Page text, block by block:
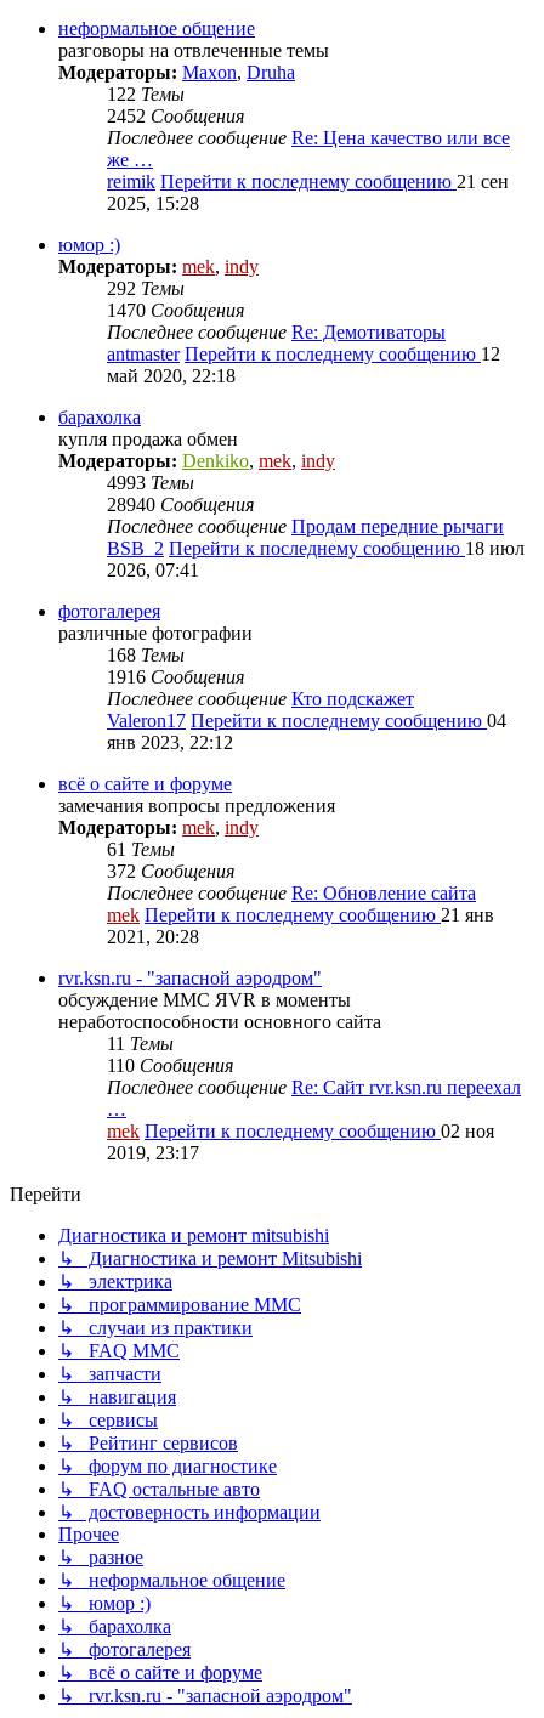
неформальное общение
разговоры на отвлеченные темы
Модераторы: Maxon, Druha
122 Темы
2452 Сообщения
Последнее сообщение Re: Цена качество или все
же …
reimik Перейти к последнему сообщению 21 сен
2025, 15:28
юмор :)
Модераторы: mek, indy
292 Темы
1470 Сообщения
Последнее сообщение Re: Демотиваторы
antmaster Перейти к последнему сообщению 12
май 2020, 22:18
барахолка
купля продажа обмен
Модераторы: Denkiko, mek, indy
4993 Темы
28940 Сообщения
Последнее сообщение Продам передние рычаги
BSB_2 Перейти к последнему сообщению 18 июл
2026, 07:41
фотогалерея
различные фотографии
168 Темы
1916 Сообщения
Последнее сообщение Кто подскажет
Valeron17 Перейти к последнему сообщению 04
янв 2023, 22:12
всё о сайте и форуме
замечания вопросы предложения
Модераторы: mek, indy
61 Темы
372 Сообщения
Последнее сообщение Re: Обновление сайта
mek Перейти к последнему сообщению 21 янв
2021, 20:28
rvr.ksn.ru - "запасной аэродром"
обсуждение ММС ЯVR в моменты
неработоспособности основного сайта
11 Темы
110 Сообщения
Последнее сообщение Re: Сайт rvr.ksn.ru переехал
…
mek Перейти к последнему сообщению 02 ноя
2019, 23:17
Перейти
Диагностика и ремонт mitsubishi
↳ Диагностика и ремонт Mitsubishi
↳ электрика
↳ программирование MMC
↳ случаи из практики
↳ FAQ MMC
↳ запчасти
↳ навигация
↳ сервисы
↳ Рейтинг сервисов
↳ форум по диагностике
↳ FAQ остальные авто
↳ достоверность информации
Прочее
↳ разное
↳ неформальное общение
↳ юмор :)
↳ барахолка
↳ фотогалерея
↳ всё о сайте и форуме
↳ rvr.ksn.ru - "запасной аэродром"